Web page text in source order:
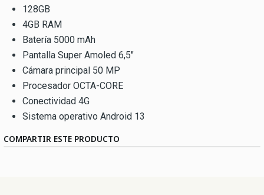
128GB
4GB RAM
Batería 5000 mAh
Pantalla Super Amoled 6,5"
Cámara principal 50 MP
Procesador OCTA-CORE
Conectividad 4G
Sistema operativo Android 13
COMPARTIR ESTE PRODUCTO